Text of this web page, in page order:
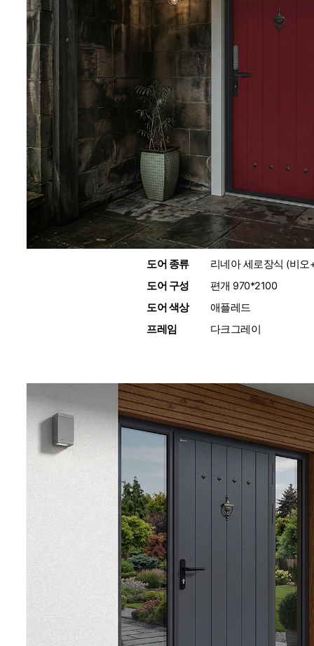
도어 종류
리네아 세로장식 (비오
도어 구성
편개 970*2100
도어 색상
애플레드
프레임
다크그레이